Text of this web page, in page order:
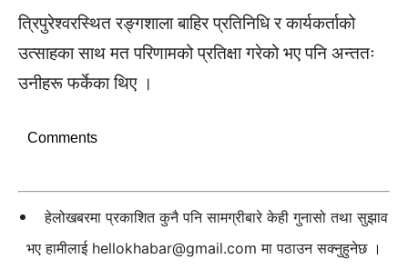
त्रिपुरेश्वरस्थित रङ्गशाला बाहिर प्रतिनिधि र कार्यकर्ताको
उत्साहका साथ मत परिणामको प्रतिक्षा गरेको भए पनि अन्ततः
उनीहरू फर्केका थिए ।
Comments
हेलोखबरमा प्रकाशित कुनै पनि सामग्रीबारे केही गुनासो तथा सुझाव
भए हामीलाई hellokhabar@gmail.com मा पठाउन सक्नुहुनेछ ।